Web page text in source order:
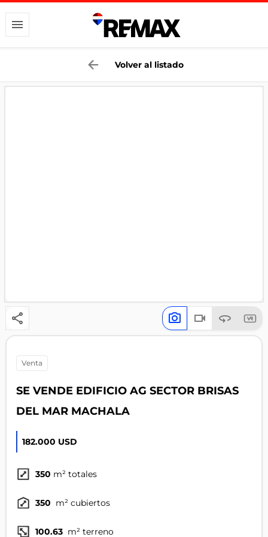
Volver al listado
venta
SE VENDE EDIFICIO AG SECTOR BRISAS
DEL MAR MACHALA
182.000 USD
350 m² totales
350 m² cubiertos
100.63 m² terreno